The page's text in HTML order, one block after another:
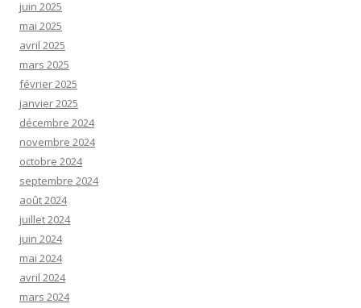
juin 2025
mai 2025
avril 2025
mars 2025
février 2025
janvier 2025
décembre 2024
novembre 2024
octobre 2024
septembre 2024
août 2024
juillet 2024
juin 2024
mai 2024
avril 2024
mars 2024